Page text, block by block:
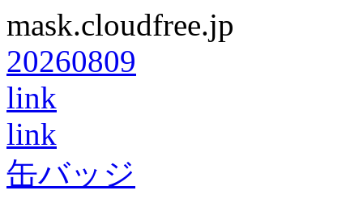
mask.cloudfree.jp
20260809
link
link
缶バッジ